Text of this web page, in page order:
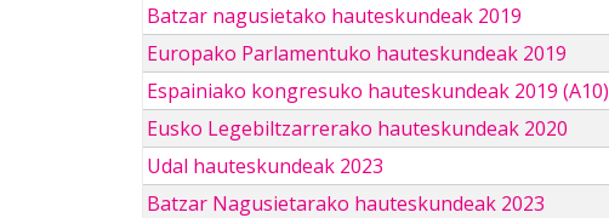
Batzar nagusietako hauteskundeak 2019
Europako Parlamentuko hauteskundeak 2019
Espainiako kongresuko hauteskundeak 2019 (A10)
Eusko Legebiltzarrerako hauteskundeak 2020
Udal hauteskundeak 2023
Batzar Nagusietarako hauteskundeak 2023